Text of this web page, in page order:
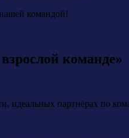
командой!
команде»
идеальных партнёрах по